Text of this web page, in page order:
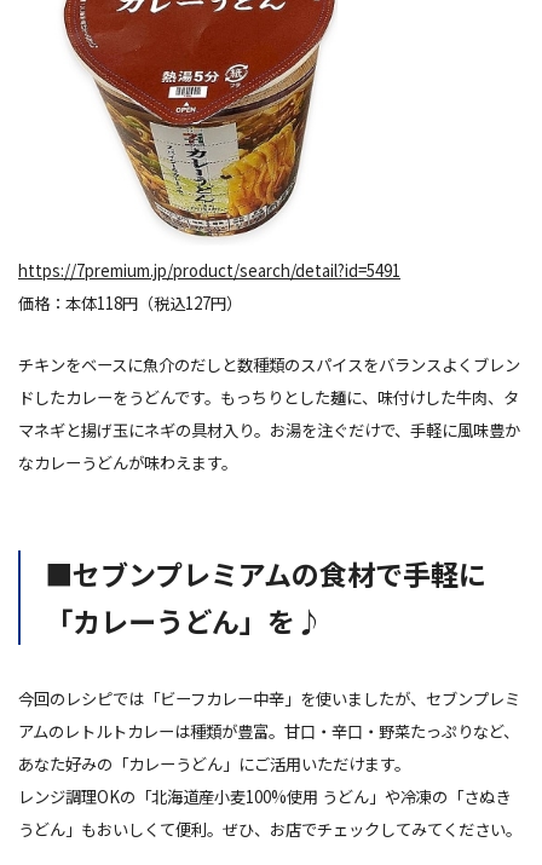
https://7premium.jp/product/search/detail?id=5491
価格：本体118円（税込127円）
チキンをベースに魚介のだしと数種類のスパイスをバランスよくブレン
ドしたカレーをうどんです。もっちりとした麺に、味付けした牛肉、タ
マネギと揚げ玉にネギの具材入り。お湯を注ぐだけで、手軽に風味豊か
なカレーうどんが味わえます。
■セブンプレミアムの食材で手軽に
「カレーうどん」を♪
今回のレシピでは「ビーフカレー中辛」を使いましたが、セブンプレミ
アムのレトルトカレーは種類が豊富。甘口・辛口・野菜たっぷりなど、
あなた好みの「カレーうどん」にご活用いただけます。
レンジ調理OKの「北海道産小麦100%使用 うどん」や冷凍の「さぬき
うどん」もおいしくて便利。ぜひ、お店でチェックしてみてください。